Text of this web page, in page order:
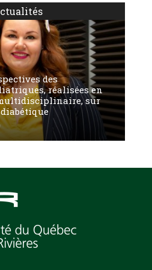
des
réalisées en
sur